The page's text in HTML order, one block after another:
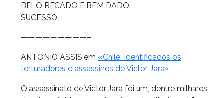
BELO RECADO E BEM DADO.
SUCESSO
—————————–
ANTONIO ASSIS em «Chile: Identificados os
torturadores e assassinos de Victor Jara»
O assassinato de Victor Jara foi um, dentre milhares